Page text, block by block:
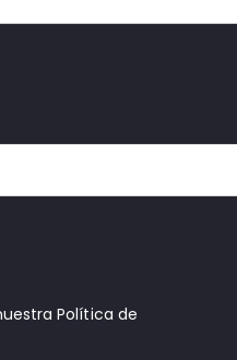
Política de